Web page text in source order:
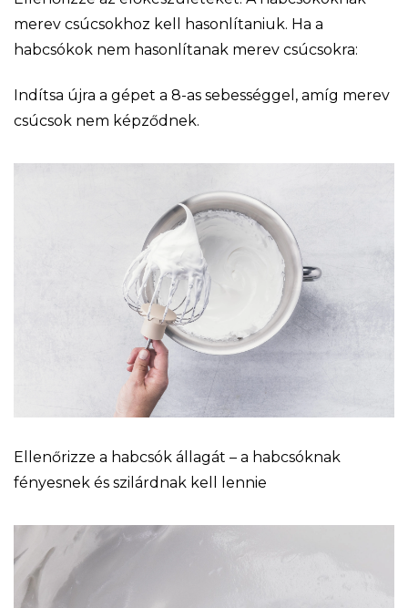
merev csúcsokhoz kell hasonlítaniuk. Ha a
habcsókok nem hasonlítanak merev csúcsokra:
Indítsa újra a gépet a 8-as sebességgel, amíg merev
csúcsok nem képződnek.
Ellenőrizze a habcsók állagát – a habcsóknak
fényesnek és szilárdnak kell lennie